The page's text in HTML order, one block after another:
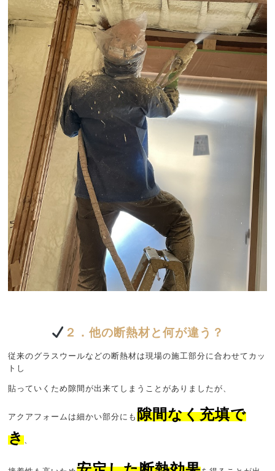
２．他の断熱材と何が違う？
従来のグラスウールなどの断熱材は現場の施工部分に合わせてカッ
トし
貼っていくため隙間が出来てしまうことがありましたが、
アクアフォームは細かい部分にも 隙間なく充填で
き、